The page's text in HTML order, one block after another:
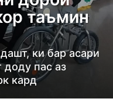
таъмин
ки бар асари
доду пас аз
кард